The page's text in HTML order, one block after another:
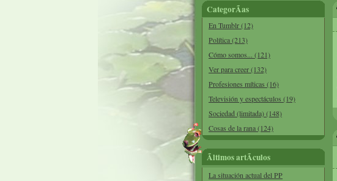
CategorÃ­as
En Tumblr (12)
Política (213)
Cómo somos... (121)
Ver para creer (132)
Profesiones míticas (16)
Televisión y espectáculos (19)
Sociedad (limitada) (148)
Cosas de la rana (124)
Ãltimos artÃ­culos
La situación actual del PP